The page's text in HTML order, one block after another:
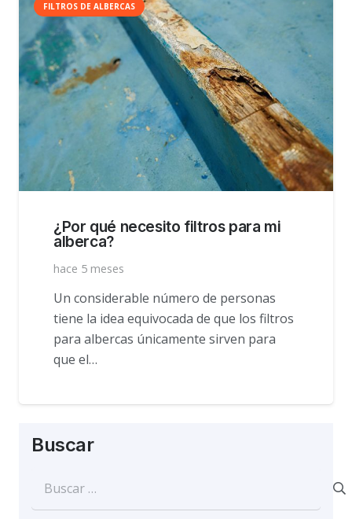
FILTROS DE ALBERCAS
¿Por qué necesito filtros para mi
alberca?
hace 5 meses
Un considerable número de personas
tiene la idea equivocada de que los filtros
para albercas únicamente sirven para
que el…
Buscar